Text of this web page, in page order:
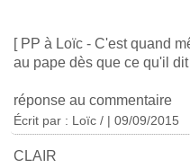
[ PP à Loïc - C'est quand
au pape dès que ce qu'il
réponse au commentaire
Écrit par : Loïc / | 09/09/2015
CLAIR